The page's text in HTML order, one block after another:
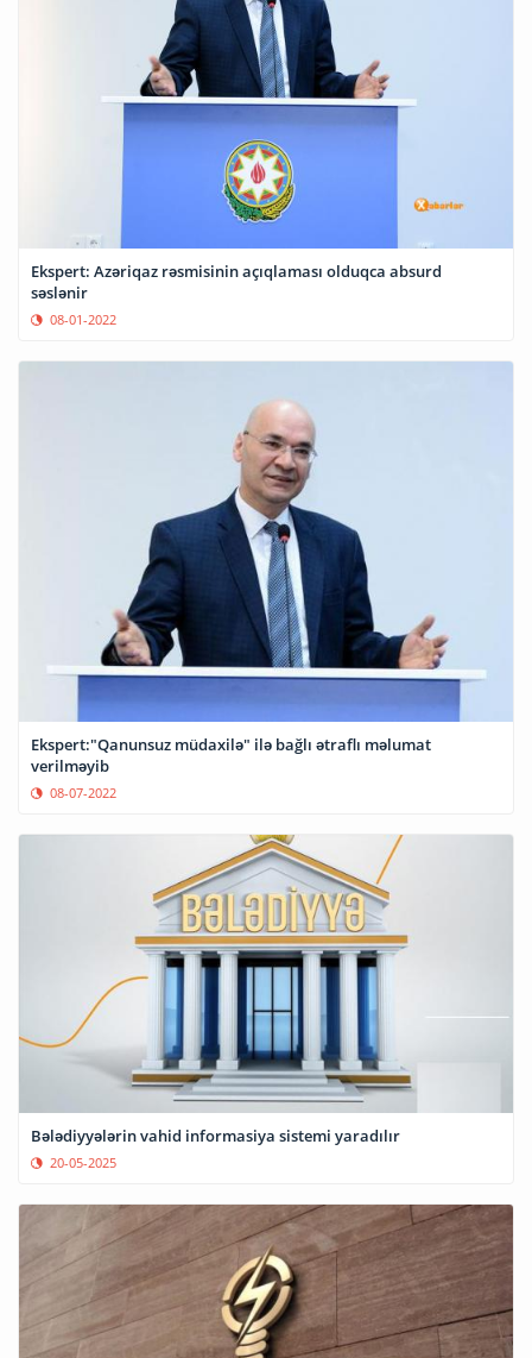
Ekspert: Azəriqaz rəsmisinin açıqlaması olduqca absurd
səslənir
08-01-2022
Ekspert:"Qanunsuz müdaxilə" ilə bağlı ətraflı məlumat
verilməyib
08-07-2022
Bələdiyyələrin vahid informasiya sistemi yaradılır
20-05-2025